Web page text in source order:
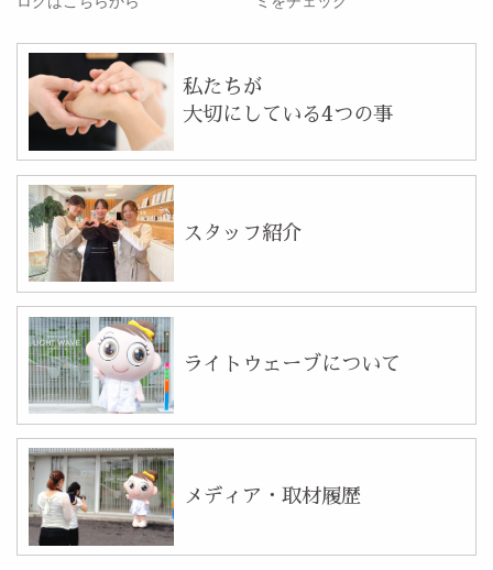
私たちが
大切にしている4つの事
スタッフ紹介
ライトウェーブについて
メディア・取材履歴